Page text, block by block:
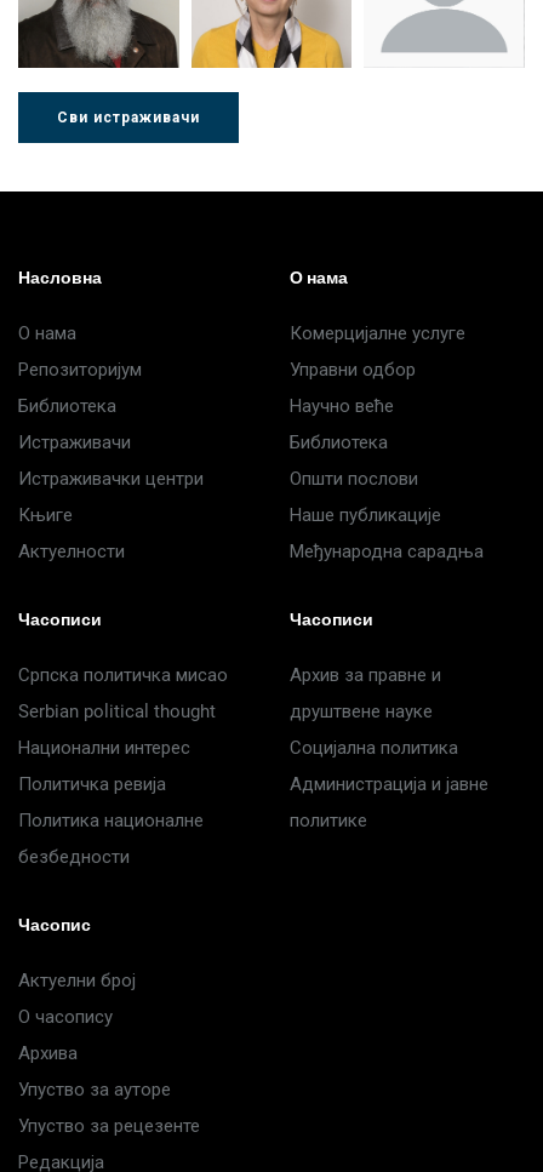
Сви истраживачи
Насловна
О нама
Репозиторијум
Библиотека
Истраживачи
Истраживачки центри
Књиге
Актуелности
О нама
Комерцијалне услуге
Управни одбор
Научно веће
Библиотека
Општи послови
Наше публикације
Међународна сарадња
Часописи
Српска политичка мисао
Serbian political thought
Национални интерес
Политичка ревија
Политика националне
безбедности
Часописи
Архив за правне и
друштвене науке
Социјална политика
Администрација и јавне
политике
Часопис
Актуелни број
О часопису
Архива
Упуство за ауторе
Упуство за рецезенте
Редакција